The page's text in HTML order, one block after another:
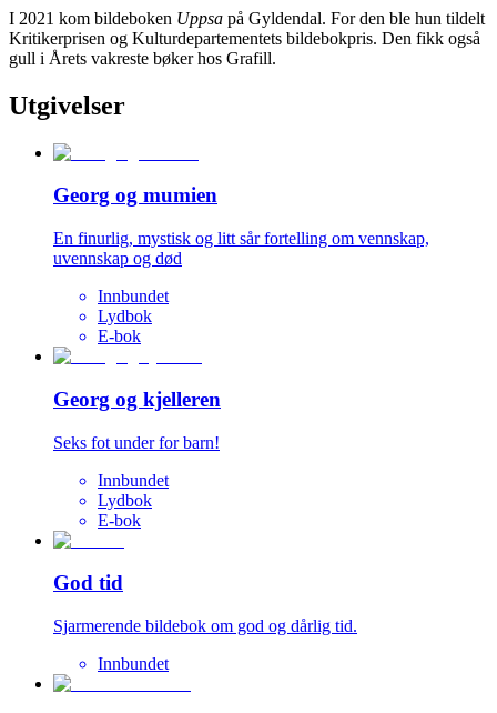
I 2021 kom bildeboken Uppsa på Gyldendal. For den ble hun tildelt
Kritikerprisen og Kulturdepartementets bildebokpris. Den fikk også
gull i Årets vakreste bøker hos Grafill.
Utgivelser
Georg og mumien
En finurlig, mystisk og litt sår fortelling om vennskap,
uvennskap og død
Innbundet
Lydbok
E-bok
Georg og kjelleren
Seks fot under for barn!
Innbundet
Lydbok
E-bok
God tid
Sjarmerende bildebok om god og dårlig tid.
Innbundet